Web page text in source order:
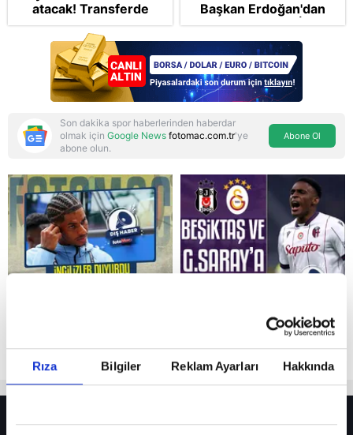
Rıza Bilgiler Reklam Ayarları Hakkında
Reddet
atacak! Transferde
golcü harekatı...
Başkan Erdoğan'dan
Gazze vurgusu: İsrail
barış planına uymalı
Son dakika spor haberlerinden haberdar
olmak için Google News fotomac.com.tr'ye
abone olun.
Abone Ol